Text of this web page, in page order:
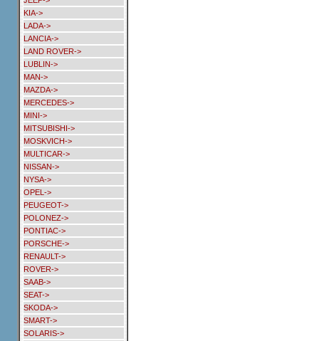
KIA->
LADA->
LANCIA->
LAND ROVER->
LUBLIN->
MAN->
MAZDA->
MERCEDES->
MINI->
MITSUBISHI->
MOSKVICH->
MULTICAR->
NISSAN->
NYSA->
OPEL->
PEUGEOT->
POLONEZ->
PONTIAC->
PORSCHE->
RENAULT->
ROVER->
SAAB->
SEAT->
SKODA->
SMART->
SOLARIS->